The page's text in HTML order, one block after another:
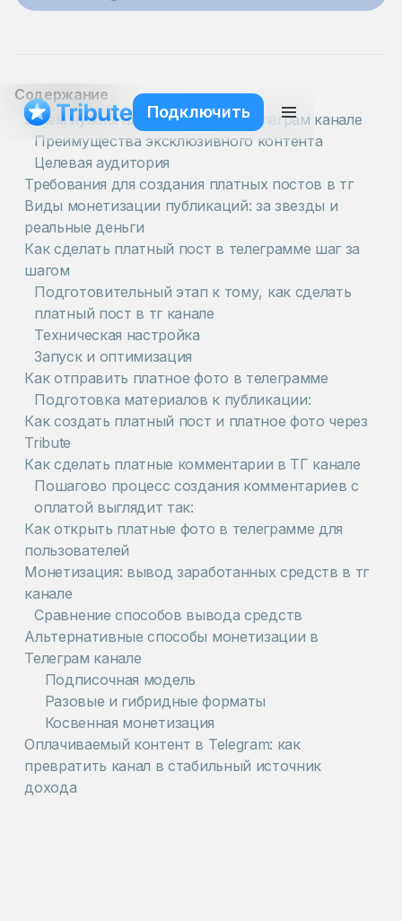
Подключить
Содержание
Зачем нужны платные посты в Телеграм канале
Преимущества эксклюзивного контента
Целевая аудитория
Требования для создания платных постов в тг
Виды монетизации публикаций: за звезды и
реальные деньги
Как сделать платный пост в телеграмме шаг за
шагом
Подготовительный этап к тому, как сделать
платный пост в тг канале
Техническая настройка
Запуск и оптимизация
Как отправить платное фото в телеграмме
Подготовка материалов к публикации:
Как создать платный пост и платное фото через
Tribute
Как сделать платные комментарии в ТГ канале
Пошагово процесс создания комментариев с
оплатой выглядит так:
Как открыть платные фото в телеграмме для
пользователей
Монетизация: вывод заработанных средств в тг
канале
Сравнение способов вывода средств
Альтернативные способы монетизации в
Телеграм канале
Подписочная модель
Разовые и гибридные форматы
Косвенная монетизация
Оплачиваемый контент в Telegram: как
превратить канал в стабильный источник
дохода